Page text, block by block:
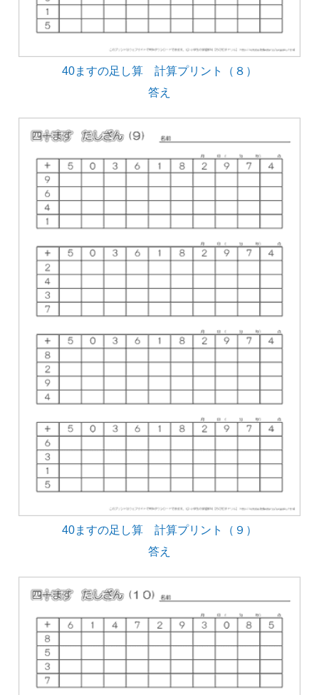
40ますの足し算 計算プリント（８）
答え
40ますの足し算 計算プリント（９）
答え